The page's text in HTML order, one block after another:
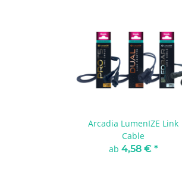
Arcadia LumenIZE Link
Cable
ab 4,58 € *